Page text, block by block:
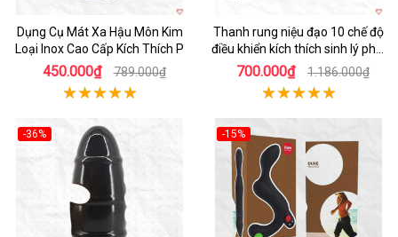
Dụng Cụ Mát Xa Hậu Môn Kim
Loại Inox Cao Cấp Kích Thích P
450.000₫ 789.000₫
Thanh rung niệu đạo 10 chế độ
điều khiển kích thích sinh lý phái
mạnh LGBT
700.000₫ 1.186.000₫
-36%
-15%